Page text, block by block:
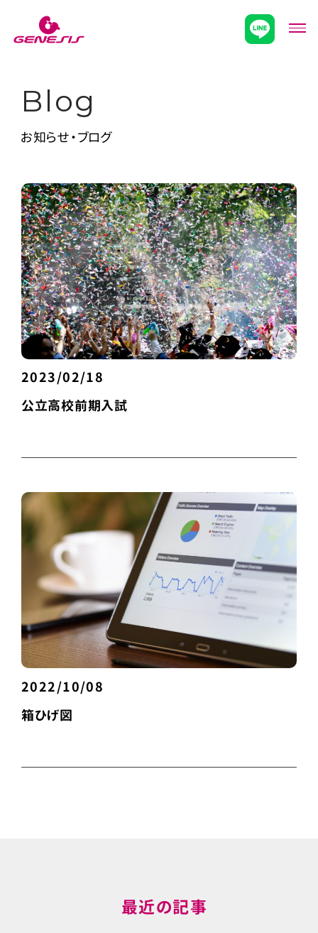
次世代型超個別塾Genesis メ
Blog
お知らせ・ブログ
2023/02/18
公立高校前期入試
2022/10/08
箱ひげ図
最近の記事